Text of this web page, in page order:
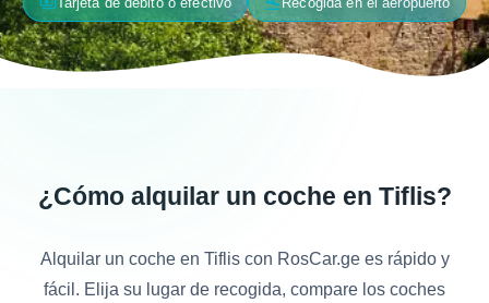
¿Cómo alquilar un coche en Tiflis?
Alquilar un coche en Tiflis con RosCar.ge es rápido y
fácil. Elija su lugar de recogida, compare los coches